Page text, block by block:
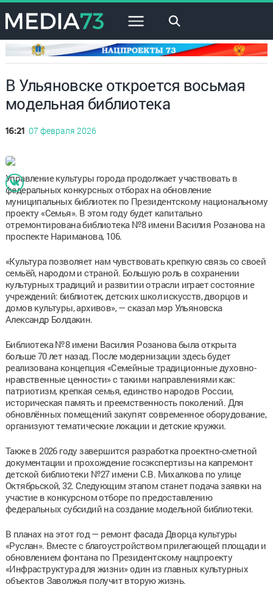
×
В Ульяновске откроется восьмая
модельная библиотека
16:21 07 февраля 2026
Управление культуры города продолжает участвовать в
федеральных конкурсных отборах на обновление
муниципальных библиотек по Президентскому национальному
проекту «Семья». В этом году будет капитально
отремонтирована библиотека №8 имени Василия Розанова на
проспекте Нариманова, 106.
«Культура позволяет нам чувствовать крепкую связь со своей
семьёй, народом и страной. Большую роль в сохранении
культурных традиций и развитии отрасли играет состояние
учреждений: библиотек, детских школ искусств, дворцов и
домов культуры, архивов», — сказал мэр Ульяновска
Александр Болдакин.
Библиотека №8 имени Василия Розанова была открыта
больше 70 лет назад. После модернизации здесь будет
реализована концепция «Семейные традиционные духовно-
нравственные ценности» с такими направлениями как:
патриотизм, крепкая семья, единство народов России,
историческая память и преемственность поколений. Для
обновлённых помещений закупят современное оборудование,
организуют тематические локации и детские кружки.
Также в 2026 году завершится разработка проектно-сметной
документации и прохождение госэкспертизы на капремонт
детской библиотеки №27 имени С.В. Михалкова по улице
Октябрьской, 32. Следующим этапом станет подача заявки на
участие в конкурсном отборе по предоставлению
федеральных субсидий на создание модельной библиотеки.
В планах на этот год — ремонт фасада Дворца культуры
«Руслан». Вместе с благоустройством прилегающей площади и
обновлением фонтана по Президентскому нацпроекту
«Инфраструктура для жизни» один из главных культурных
объектов Заволжья получит вторую жизнь.